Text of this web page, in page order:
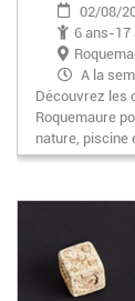
02/08/
6 ans-17
A la
Découvrez les
Roquemaure
nature, piscine